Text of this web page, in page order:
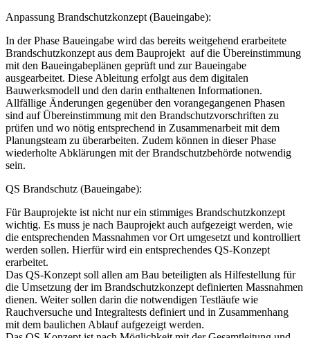
Anpassung Brandschutzkonzept (Baueingabe):
In der Phase Baueingabe wird das bereits weitgehend erarbeitete
Brandschutzkonzept aus dem Bauprojekt auf die Übereinstimmung
mit den Baueingabeplänen geprüft und zur Baueingabe
ausgearbeitet. Diese Ableitung erfolgt aus dem digitalen
Bauwerksmodell und den darin enthaltenen Informationen.
Allfällige Änderungen gegenüber den vorangegangenen Phasen
sind auf Übereinstimmung mit den Brandschutzvorschriften zu
prüfen und wo nötig entsprechend in Zusammenarbeit mit dem
Planungsteam zu überarbeiten. Zudem können in dieser Phase
wiederholte Abklärungen mit der Brandschutzbehörde notwendig
sein.
QS Brandschutz (Baueingabe):
Für Bauprojekte ist nicht nur ein stimmiges Brandschutzkonzept
wichtig. Es muss je nach Bauprojekt auch aufgezeigt werden, wie
die entsprechenden Massnahmen vor Ort umgesetzt und kontrolliert
werden sollen. Hierfür wird ein entsprechendes QS-Konzept
erarbeitet.
Das QS-Konzept soll allen am Bau beteiligten als Hilfestellung für
die Umsetzung der im Brandschutzkonzept definierten Massnahmen
dienen. Weiter sollen darin die notwendigen Testläufe wie
Rauchversuche und Integraltests definiert und in Zusammenhang
mit dem baulichen Ablauf aufgezeigt werden.